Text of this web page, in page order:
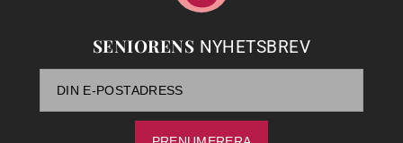
SENIORENS NYHETSBREV